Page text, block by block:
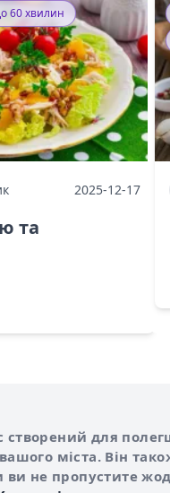
60 хвилин
2025-12-17
та
створений для
міста. Він
не пропустите